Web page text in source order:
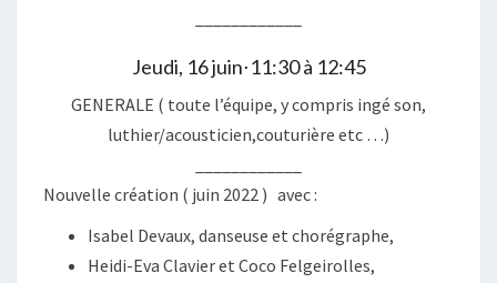
Jeudi, 16 juin⋅11:30 à 12:45
GENERALE ( toute l’équipe, y compris ingé son,
luthier/acousticien,couturière etc …)
Nouvelle création ( juin 2022 ) avec :
Isabel Devaux, danseuse et chorégraphe,
Heidi-Eva Clavier et Coco Felgeirolles,